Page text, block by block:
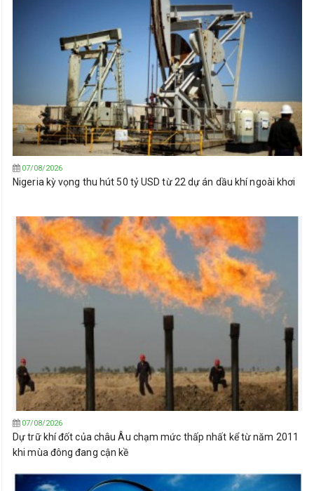
07/08/2026
Nigeria kỳ vọng thu hút 50 tỷ USD từ 22 dự án dầu khí ngoài khơi
07/08/2026
Dự trữ khí đốt của châu Âu chạm mức thấp nhất kể từ năm 2011
khi mùa đông đang cận kề